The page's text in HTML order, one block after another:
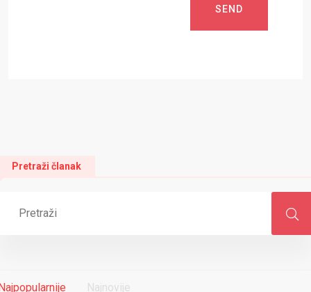
SEND
Pretraži članak
Najnovije